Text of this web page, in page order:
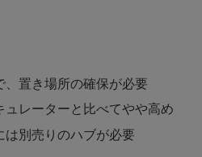
、置き場所の確保が必要
ュレーターと比べてやや高め
は別売りのハブが必要